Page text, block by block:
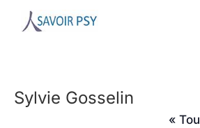
Sylvie Gosselin
«